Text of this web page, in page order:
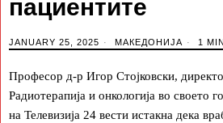
пациентите
JANUARY 25, 2025 МАКЕДОНИЈА 1
Професор д-р Игор Стојковски,
Радиотерапија и онкологија во своето
на Телевизија 24 вести истакна дека